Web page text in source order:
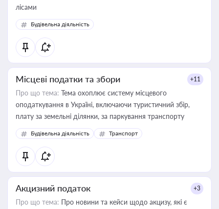
лісами
Будівельна діяльність
Місцеві податки та збори +11
Про що тема: Тема охоплює систему місцевого
оподаткування в Україні, включаючи туристичний збір,
плату за земельні ділянки, за паркування транспорту
Будівельна діяльність Транспорт
Акцизний податок +3
Про що тема: Про новини та кейси щодо акцизу, які є